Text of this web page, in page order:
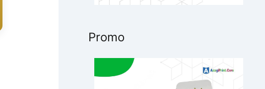
Promo